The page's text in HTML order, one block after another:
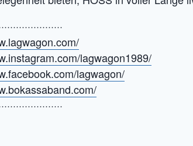
lagwagon1989/
lagwagon/